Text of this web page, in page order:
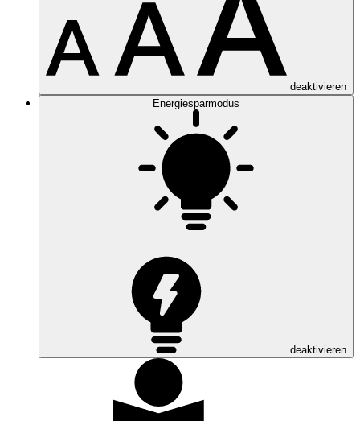
deaktivieren
Energiesparmodus
deaktivieren